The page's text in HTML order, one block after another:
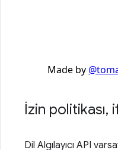
İzin politikası,
Dil Algılayıcı API